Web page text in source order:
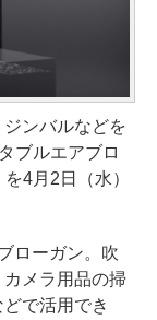
ンバルなどを
ブルエアブロ
4月2日（水）
ローガン。吹
メラ用品の掃
で活用でき